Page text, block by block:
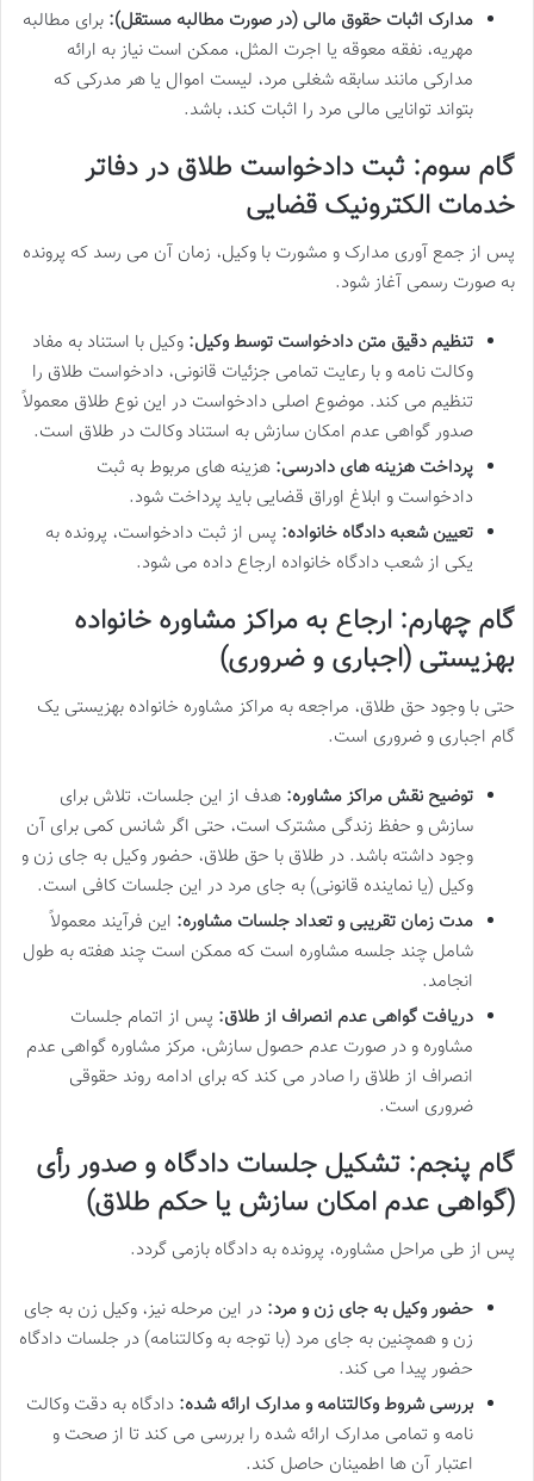
مدارک اثبات حقوق مالی (در صورت مطالبه مستقل): برای مطالبه
مهریه، نفقه معوقه یا اجرت المثل، ممکن است نیاز به ارائه
مدارکی مانند سابقه شغلی مرد، لیست اموال یا هر مدرکی که
بتواند توانایی مالی مرد را اثبات کند، باشد.
گام سوم: ثبت دادخواست طلاق در دفاتر
خدمات الکترونیک قضایی
پس از جمع آوری مدارک و مشورت با وکیل، زمان آن می رسد که پرونده
به صورت رسمی آغاز شود.
تنظیم دقیق متن دادخواست توسط وکیل: وکیل با استناد به مفاد
وکالت نامه و با رعایت تمامی جزئیات قانونی، دادخواست طلاق را
تنظیم می کند. موضوع اصلی دادخواست در این نوع طلاق معمولاً
صدور گواهی عدم امکان سازش به استناد وکالت در طلاق است.
پرداخت هزینه های دادرسی: هزینه های مربوط به ثبت
دادخواست و ابلاغ اوراق قضایی باید پرداخت شود.
تعیین شعبه دادگاه خانواده: پس از ثبت دادخواست، پرونده به
یکی از شعب دادگاه خانواده ارجاع داده می شود.
گام چهارم: ارجاع به مراکز مشاوره خانواده
بهزیستی (اجباری و ضروری)
حتی با وجود حق طلاق، مراجعه به مراکز مشاوره خانواده بهزیستی یک
گام اجباری و ضروری است.
توضیح نقش مراکز مشاوره: هدف از این جلسات، تلاش برای
سازش و حفظ زندگی مشترک است، حتی اگر شانس کمی برای آن
وجود داشته باشد. در طلاق با حق طلاق، حضور وکیل به جای زن و
وکیل (یا نماینده قانونی) به جای مرد در این جلسات کافی است.
مدت زمان تقریبی و تعداد جلسات مشاوره: این فرآیند معمولاً
شامل چند جلسه مشاوره است که ممکن است چند هفته به طول
انجامد.
دریافت گواهی عدم انصراف از طلاق: پس از اتمام جلسات
مشاوره و در صورت عدم حصول سازش، مرکز مشاوره گواهی عدم
انصراف از طلاق را صادر می کند که برای ادامه روند حقوقی
ضروری است.
گام پنجم: تشکیل جلسات دادگاه و صدور رأی
(گواهی عدم امکان سازش یا حکم طلاق)
پس از طی مراحل مشاوره، پرونده به دادگاه بازمی گردد.
حضور وکیل به جای زن و مرد: در این مرحله نیز، وکیل زن به جای
زن و همچنین به جای مرد (با توجه به وکالتنامه) در جلسات دادگاه
حضور پیدا می کند.
بررسی شروط وکالتنامه و مدارک ارائه شده: دادگاه به دقت وکالت
نامه و تمامی مدارک ارائه شده را بررسی می کند تا از صحت و
اعتبار آن ها اطمینان حاصل کند.